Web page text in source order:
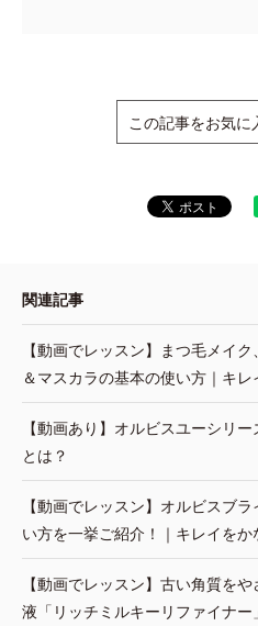
この記事をお気に
関連記事
【動画でレッスン】まつ毛メイ
＆マスカラの基本の使い方｜キ
【動画あり】オルビスユーシリ
とは？
【動画でレッスン】オルビスブ
い方を一挙ご紹介！｜キレイを
【動画でレッスン】古い角質を
液「リッチミルキーリファイナ